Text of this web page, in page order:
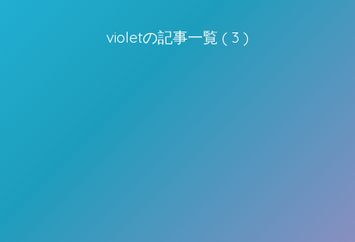
violetの記事一覧 ( 3 )